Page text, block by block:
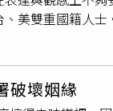
她曾讓經紀人無
之交通、餐費
主觀感受不同，
經紀人仍與她穩
傳的戲劇化離開
美雙重國籍人士
定是有愛夫妻，
調侃貪圖台灣
在怕」。拍攝者
把擁有美國籍的
破壞姻緣